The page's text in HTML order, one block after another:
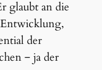
glaubt an die
der
‒ ja der